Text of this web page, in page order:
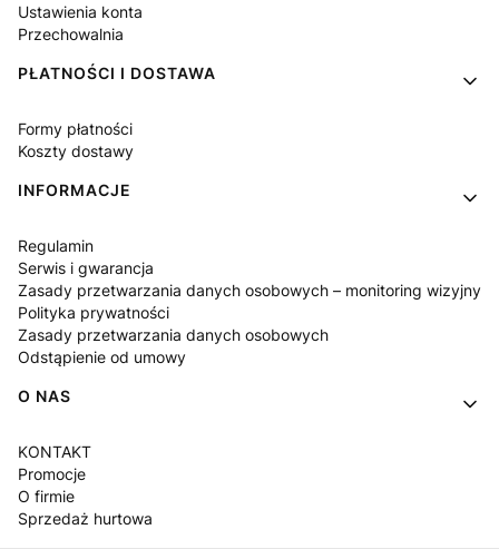
Ustawienia konta
Przechowalnia
PŁATNOŚCI I DOSTAWA
Formy płatności
Koszty dostawy
INFORMACJE
Regulamin
Serwis i gwarancja
Zasady przetwarzania danych osobowych – monitoring wizyjny
Polityka prywatności
Zasady przetwarzania danych osobowych
Odstąpienie od umowy
O NAS
KONTAKT
Promocje
O firmie
Sprzedaż hurtowa